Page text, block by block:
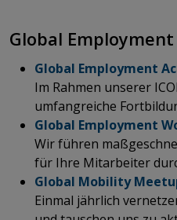
​​​​​​​​​​​​​​Global
Global Employment
Im Rahmen unserer
umfangreiche
Global Employment
Wir führen
für Ihre Mitarbeiter
Global Mobility
Einmal jährlich